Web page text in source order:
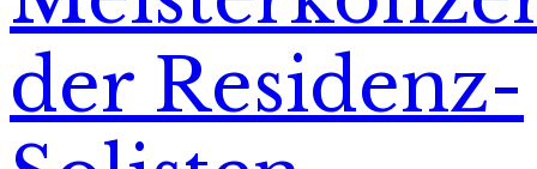
der Residenz-